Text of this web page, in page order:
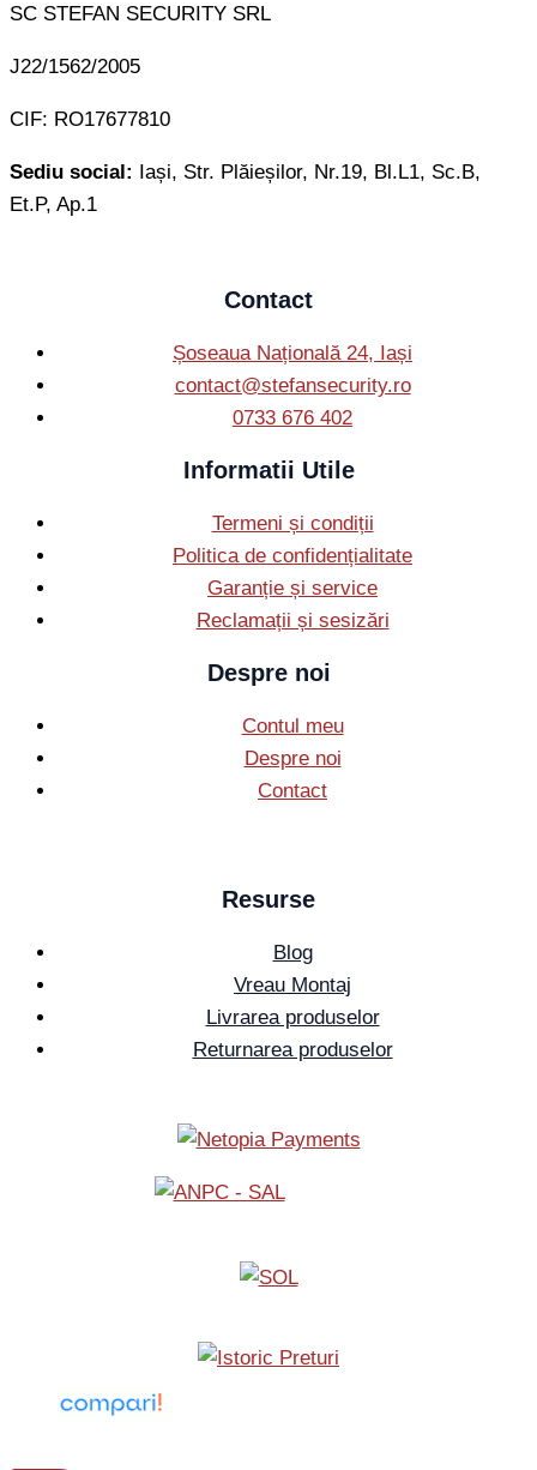
SC STEFAN SECURITY SRL
J22/1562/2005
CIF: RO17677810
Sediu social: Iași, Str. Plăieșilor, Nr.19, Bl.L1, Sc.B,
Et.P, Ap.1
Contact
Șoseaua Națională 24, Iași
contact@stefansecurity.ro
0733 676 402
Informatii Utile
Termeni și condiții
Politica de confidențialitate
Garanție și service
Reclamații și sesizări
Despre noi
Contul meu
Despre noi
Contact
Resurse
Blog
Vreau Montaj
Livrarea produselor
Returnarea produselor